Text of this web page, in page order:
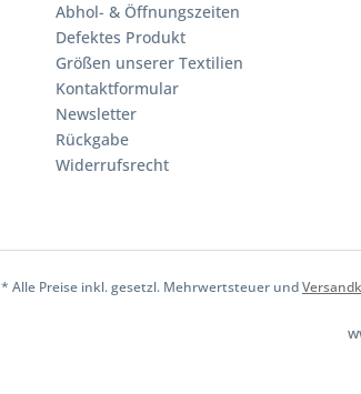
Abhol- & Öffnungszeiten
Defektes Produkt
Größen unserer Textilien
Kontaktformular
Newsletter
Rückgabe
Widerrufsrecht
* Alle Preise inkl. gesetzl. Mehrwertsteuer und